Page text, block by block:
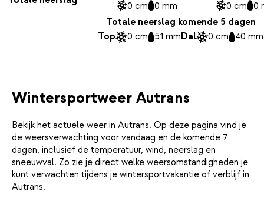
0 cm 0 mm 0 cm 0
Totale neerslag komende 5 dagen
Top
0 cm 51 mmDal 0 cm 40 mm
Wintersportweer Autrans
Bekijk het actuele weer in Autrans. Op deze pagina vind je
de weersverwachting voor vandaag en de komende 7
dagen, inclusief de temperatuur, wind, neerslag en
sneeuwval. Zo zie je direct welke weersomstandigheden je
kunt verwachten tijdens je wintersportvakantie of verblijf in
Autrans.